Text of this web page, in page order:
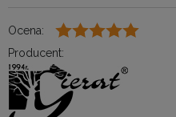
Ocena:
Producent: